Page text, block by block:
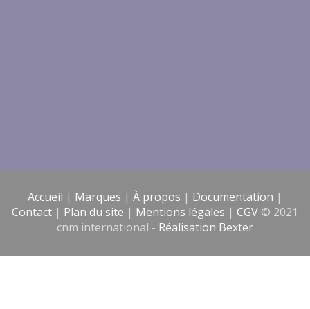
Accueil | Marques | À propos | Documentation |
Contact | Plan du site | Mentions légales | CGV © 2021
cnm international - Réalisation Bexter